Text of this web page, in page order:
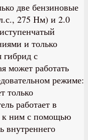
две бензиновые
275 Нм) и 2.0
и только
гибрид с
может работать
режиме:
только
работает в
к ним с помощью
внутреннего